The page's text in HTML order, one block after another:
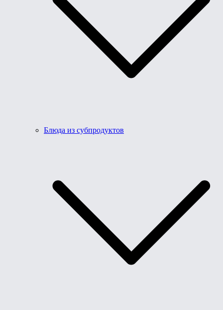
Блюда из субпродуктов